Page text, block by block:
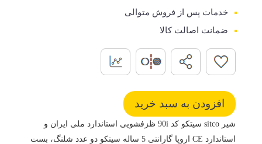
خدمات پس از فروش متوالی
ضمانت اصالت کالا
شیر sitco سیتکو کد 90i ظزفشویی استاندارد ملی ایران و
استاندارد CE اروپا گارانتی 5 ساله سیتکو دو عدد شلنگ، بست